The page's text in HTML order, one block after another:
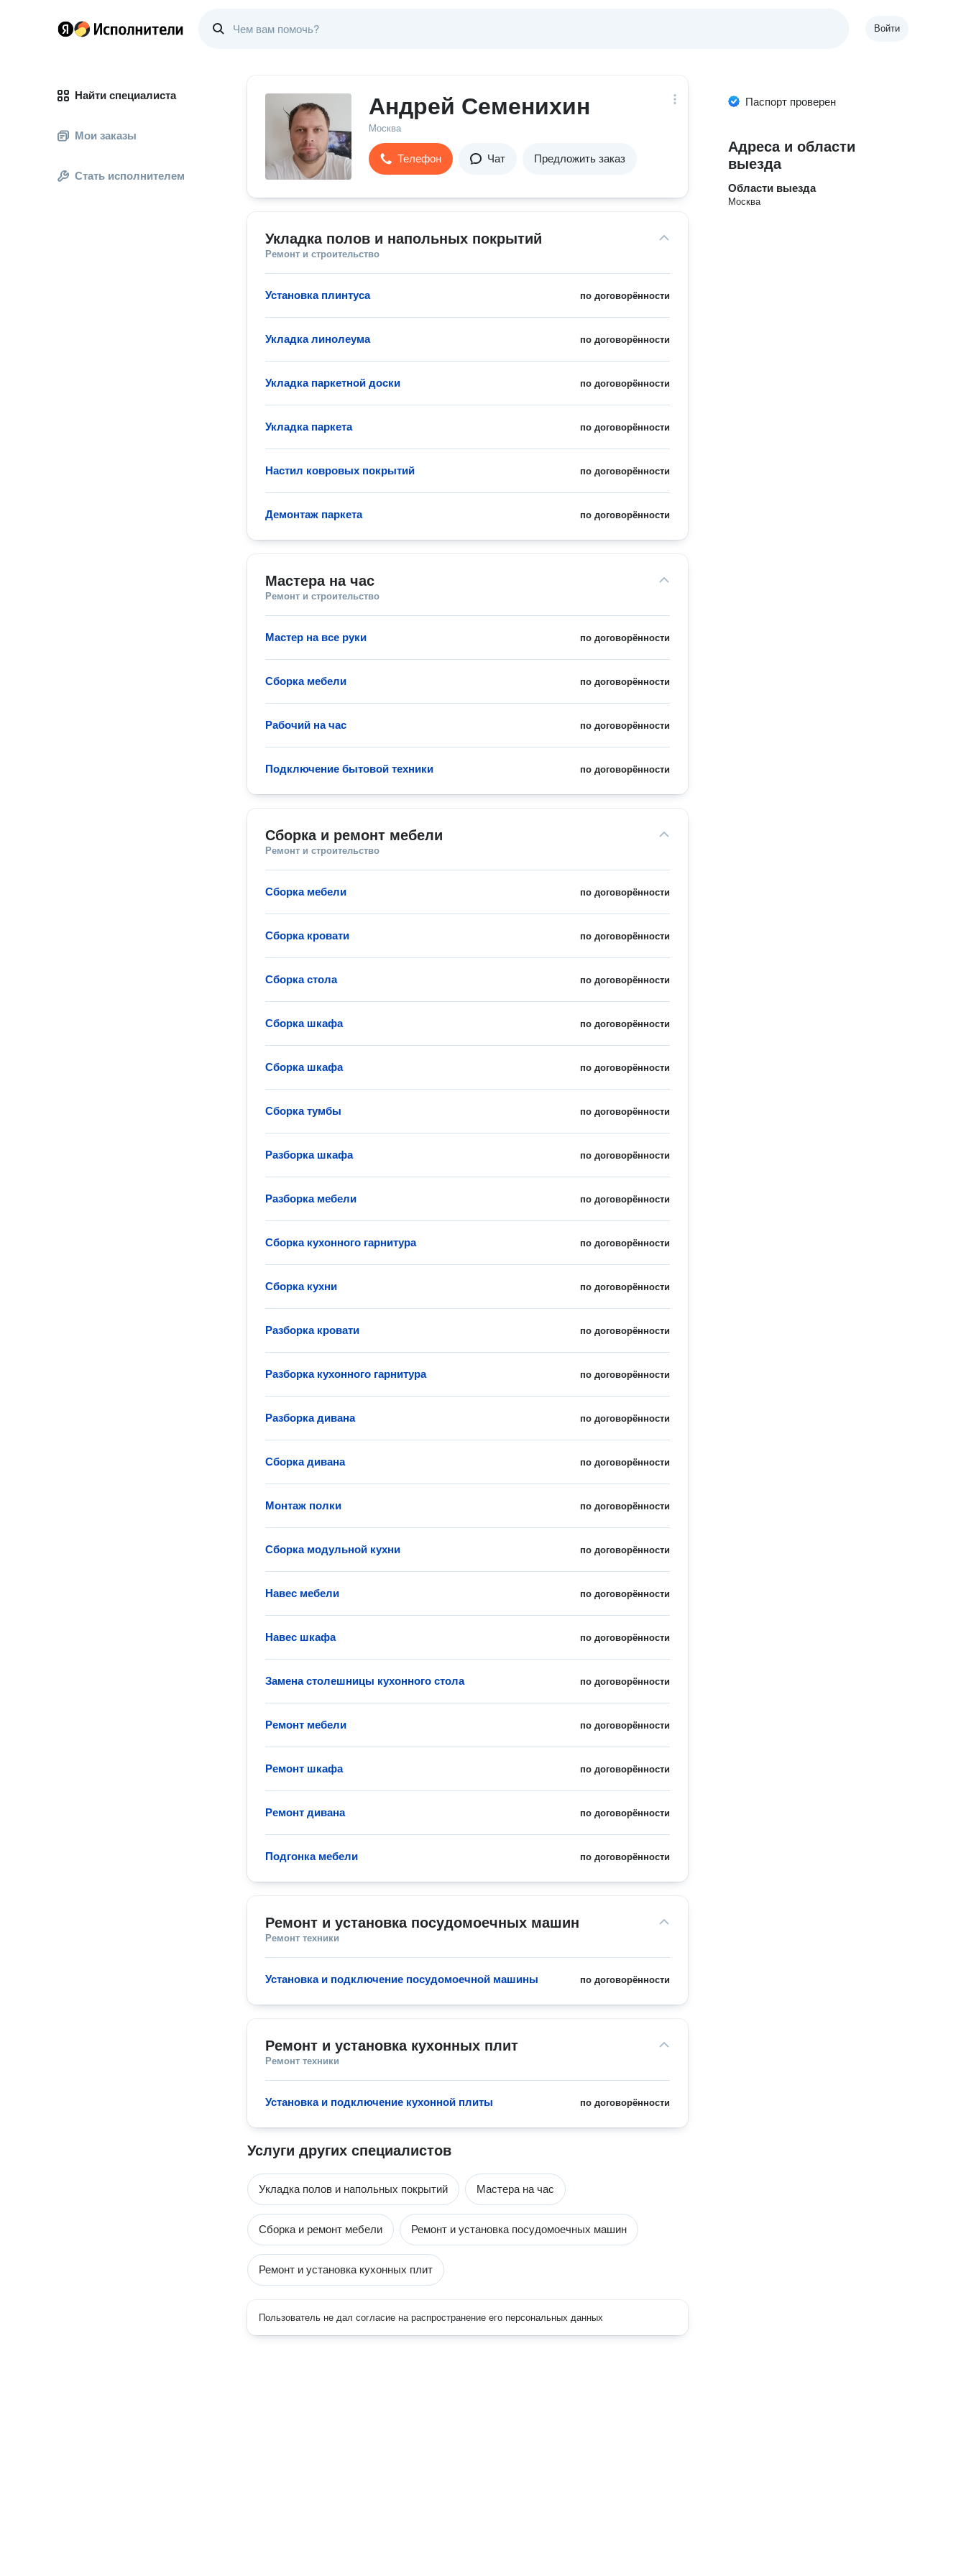
Войти
Найти специалиста
Мои заказы
Стать исполнителем
Андрей Семенихин
Москва
Телефон Чат Предложить заказ
Укладка полов и напольных покрытий
Ремонт и строительство
по договорённости
Установка плинтуса
по договорённости
Укладка линолеума
по договорённости
Укладка паркетной доски
по договорённости
Укладка паркета
по договорённости
Настил ковровых покрытий
по договорённости
Демонтаж паркета
Мастера на час
Ремонт и строительство
по договорённости
Мастер на все руки
по договорённости
Сборка мебели
по договорённости
Рабочий на час
по договорённости
Подключение бытовой техники
Сборка и ремонт мебели
Ремонт и строительство
по договорённости
Сборка мебели
по договорённости
Сборка кровати
по договорённости
Сборка стола
по договорённости
Сборка шкафа
по договорённости
Сборка шкафа
по договорённости
Сборка тумбы
по договорённости
Разборка шкафа
по договорённости
Разборка мебели
по договорённости
Сборка кухонного гарнитура
по договорённости
Сборка кухни
по договорённости
Разборка кровати
по договорённости
Разборка кухонного гарнитура
по договорённости
Разборка дивана
по договорённости
Сборка дивана
по договорённости
Монтаж полки
по договорённости
Сборка модульной кухни
по договорённости
Навес мебели
по договорённости
Навес шкафа
по договорённости
Замена столешницы кухонного стола
по договорённости
Ремонт мебели
по договорённости
Ремонт шкафа
по договорённости
Ремонт дивана
по договорённости
Подгонка мебели
Ремонт и установка посудомоечных машин
Ремонт техники
по договорённости
Установка и подключение посудомоечной машины
Ремонт и установка кухонных плит
Ремонт техники
по договорённости
Установка и подключение кухонной плиты
Услуги других специалистов
Укладка полов и напольных покрытий Мастера на час
Сборка и ремонт мебели Ремонт и установка посудомоечных машин
Ремонт и установка кухонных плит
Пользователь не дал согласие на распространение его персональных данных
Паспорт проверен
Адреса и области
выезда
Области выезда
Москва